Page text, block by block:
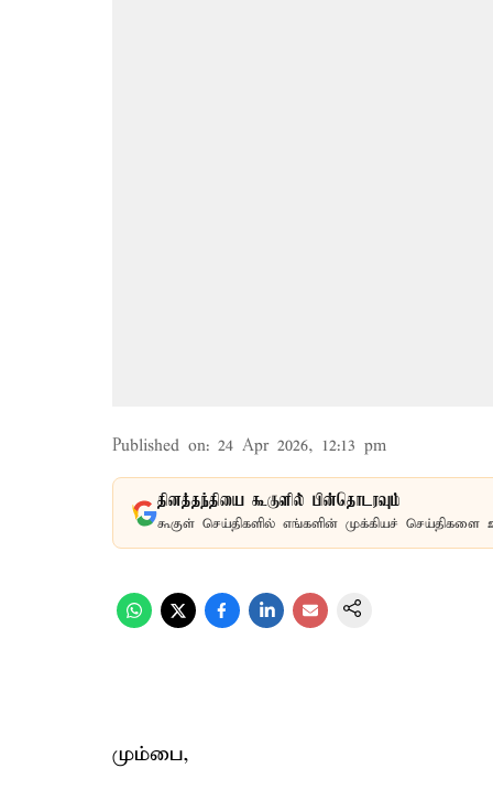
Published on: 24 Apr 2026, 12:13 pm
தினத்தந்தியை கூகுளில் பின்தொடரவும்
கூகுள் செய்திகளில் எங்களின் முக்கியச் செய்திகளை
மும்பை,